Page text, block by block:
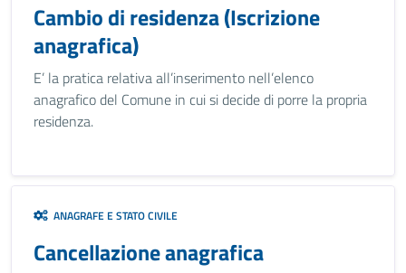
Cambio di residenza (Iscrizione
anagrafica)
E’ la pratica relativa all’inserimento nell’elenco
anagrafico del Comune in cui si decide di porre la propria
residenza.
ANAGRAFE E STATO CIVILE
Cancellazione anagrafica